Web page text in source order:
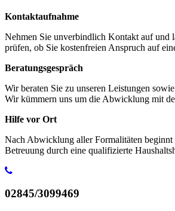
Kontaktaufnahme
Nehmen Sie unverbindlich Kontakt auf und
prüfen, ob Sie kostenfreien Anspruch auf
Beratungsgespräch
Wir beraten Sie zu unseren Leistungen
Wir kümmern uns um die Abwicklung mit
Hilfe vor Ort
Nach Abwicklung aller Formalitäten beginnt
Betreuung durch eine qualifizierte
02845/3099469